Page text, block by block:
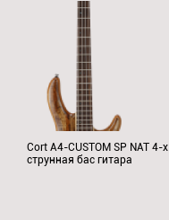
Cort A4-CUSTOM SP NAT 4-х
струнная бас гитара